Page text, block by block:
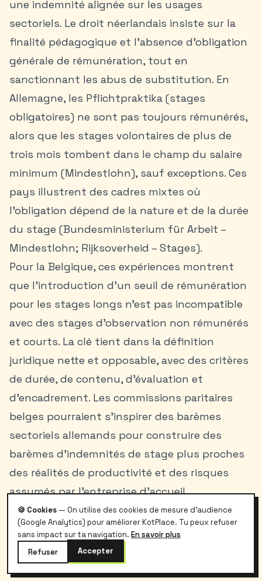
une indemnité alignée sur les usages
sectoriels. Le droit néerlandais insiste sur la
finalité pédagogique et l’absence d’obligation
générale de rémunération, tout en
sanctionnant les abus de substitution. En
Allemagne, les Pflichtpraktika (stages
obligatoires) ne sont pas toujours rémunérés,
alors que les stages volontaires de plus de
trois mois tombent dans le champ du salaire
minimum (Mindestlohn), sauf exceptions. Ces
pays illustrent des cadres mixtes où
l’obligation dépend de la nature et de la durée
du stage (Bundesministerium für Arbeit –
Mindestlohn; Rijksoverheid – Stages).
Pour la Belgique, ces expériences montrent
que l’introduction d’un seuil de rémunération
pour les stages longs n’est pas incompatible
avec des stages d’observation non rémunérés
et courts. La clé tient dans la définition
juridique nette et opposable, avec des critères
de durée, de contenu, d’évaluation et
d’encadrement. Les commissions paritaires
belges pourraient s’inspirer des barèmes
sectoriels allemands pour construire des
barèmes d’indemnités de stage plus proches
des réalités de productivité et des risques
assumés par l’entreprise d’accueil.
Autre leçon importante: la transparence
statistique. L’Allemagne publie des diagnostics
fréquents sur les effets du salaire minimum et
des exceptions; les Pays-Bas collectent des
🍪 Cookies — On utilise des cookies de mesure d'audience
(Google Analytics) pour améliorer KotPlace. Tu peux refuser
sans impact sur ta navigation. En savoir plus
Refuser
Accepter